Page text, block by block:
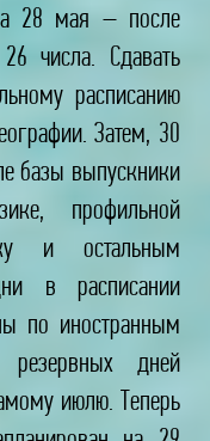
28 мая – после
числа. Сдавать
расписанию
Затем, 30
базы выпускники
профильной
и остальным
в расписании
по иностранным
дней
июлю. Теперь